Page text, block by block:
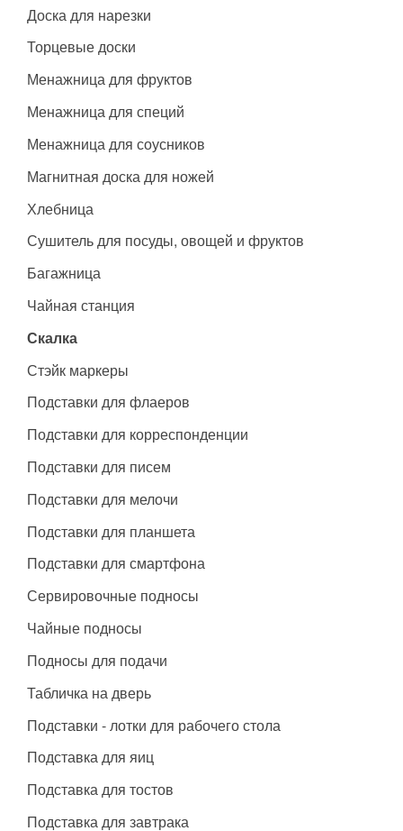
Доска для нарезки
Торцевые доски
Менажница для фруктов
Менажница для специй
Менажница для соусников
Магнитная доска для ножей
Хлебница
Сушитель для посуды, овощей и фруктов
Багажница
Чайная станция
Скалка
Стэйк маркеры
Подставки для флаеров
Подставки для корреспонденции
Подставки для писем
Подставки для мелочи
Подставки для планшета
Подставки для смартфона
Сервировочные подносы
Чайные подносы
Подносы для подачи
Табличка на дверь
Подставки - лотки для рабочего стола
Подставка для яиц
Подставка для тостов
Подставка для завтрака